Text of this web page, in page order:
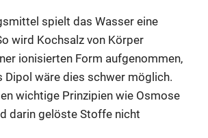
spielt das Wasser eine
wird Kochsalz von Körper
ionisierten Form aufgenommen,
Dipol wäre dies schwer möglich.
wichtige Prinzipien wie Osmose
darin gelöste Stoffe nicht